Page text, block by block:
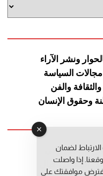
ونشر الآراء
مجالات السياسة
والفن
وحقوق الإنسان
التوراني
المعطي قبال
لضمان
إذا واصلت
موافقتك على